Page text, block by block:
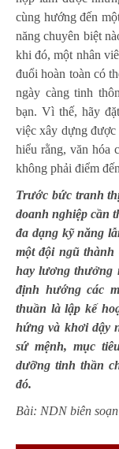
cùng hướng đến
năng chuyên biệt
khi đó, một nhân
đuổi hoàn toàn có
ngày càng tinh
bạn. Vì thế, hãy
việc xây dựng
hiểu rằng, văn hóa
không phải điểm
Trước bức tranh
doanh nghiệp cần
đa dạng kỹ năng
một đội ngũ thành
hay lương thưởng
định hướng các
thuần là lập kế
hứng và khơi dậy
sứ mệnh, mục
dưỡng tinh thần
đó.
Bài: NDN biên